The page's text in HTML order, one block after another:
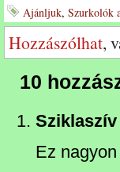
Ajánljuk, Szurkolók
Hozzászólhat,
10
Ez